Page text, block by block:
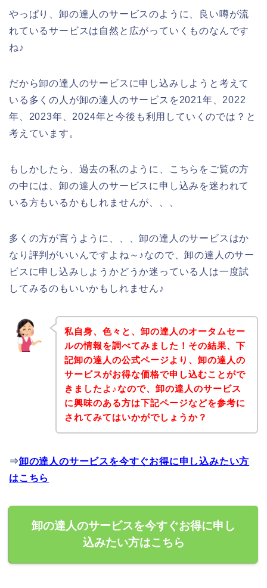
やっぱり、卸の達人のサービスのように、良い噂が流
れているサービスは自然と広がっていくものなんです
ね♪
だから卸の達人のサービスに申し込みしようと考えて
いる多くの人が卸の達人のサービスを2021年、2022
年、2023年、2024年と今後も利用していくのでは？と
考えています。
もしかしたら、過去の私のように、こちらをご覧の方
の中には、卸の達人のサービスに申し込みを迷われて
いる方もいるかもしれませんが、、、
多くの方が言うように、、、卸の達人のサービスはか
なり評判がいいんですよね～♪なので、卸の達人のサー
ビスに申し込みしようかどうか迷っている人は一度試
してみるのもいいかもしれません♪
私自身、色々と、卸の達人のオータムセー
ルの情報を調べてみました！その結果、下
記卸の達人の公式ページより、卸の達人の
サービスがお得な価格で申し込むことがで
きましたよ♪なので、卸の達人のサービス
に興味のある方は下記ページなどを参考に
されてみてはいかがでしょうか？
⇒卸の達人のサービスを今すぐお得に申し込みたい方
はこちら
卸の達人のサービスを今すぐお得に申し
込みたい方はこちら